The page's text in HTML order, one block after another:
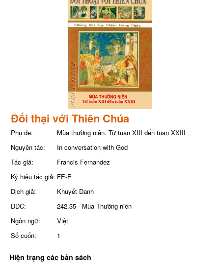
Đối thại với Thiên Chúa
Phụ đề:
Mùa thường niên. Từ tuần XIII đến tuần XXIII
Nguyên tác:
In conversation with God
Tác giả:
Francis Fernandez
Ký hiệu tác giả: FE-F
Dịch giả:
Khuyết Danh
DDC:
242.35 - Mùa Thường niên
Ngôn ngữ:
Việt
Số cuốn:
1
Hiện trạng các bản sách